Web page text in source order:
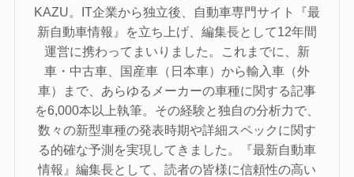
KAZU。IT企業から独立後、自動車専門サイト『最
新自動車情報』を立ち上げ、編集長として12年間
運営に携わってまいりました。これまでに、新
車・中古車、国産車（日本車）から輸入車（外
車）まで、あらゆるメーカーの車種に関する記事
を6,000本以上執筆。その経験と独自の分析力で、
数々の新型車種の発表時期や詳細スペックに関す
る的確な予測を実現してきました。『最新自動車
情報』編集長として、読者の皆様に信頼性の高い